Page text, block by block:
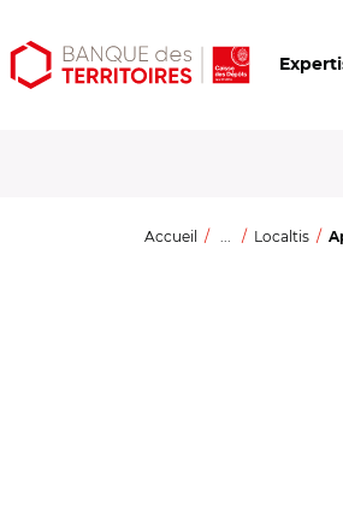
Aller
au
Aller
au
Ouvrir
les
Accueil ... Localtis